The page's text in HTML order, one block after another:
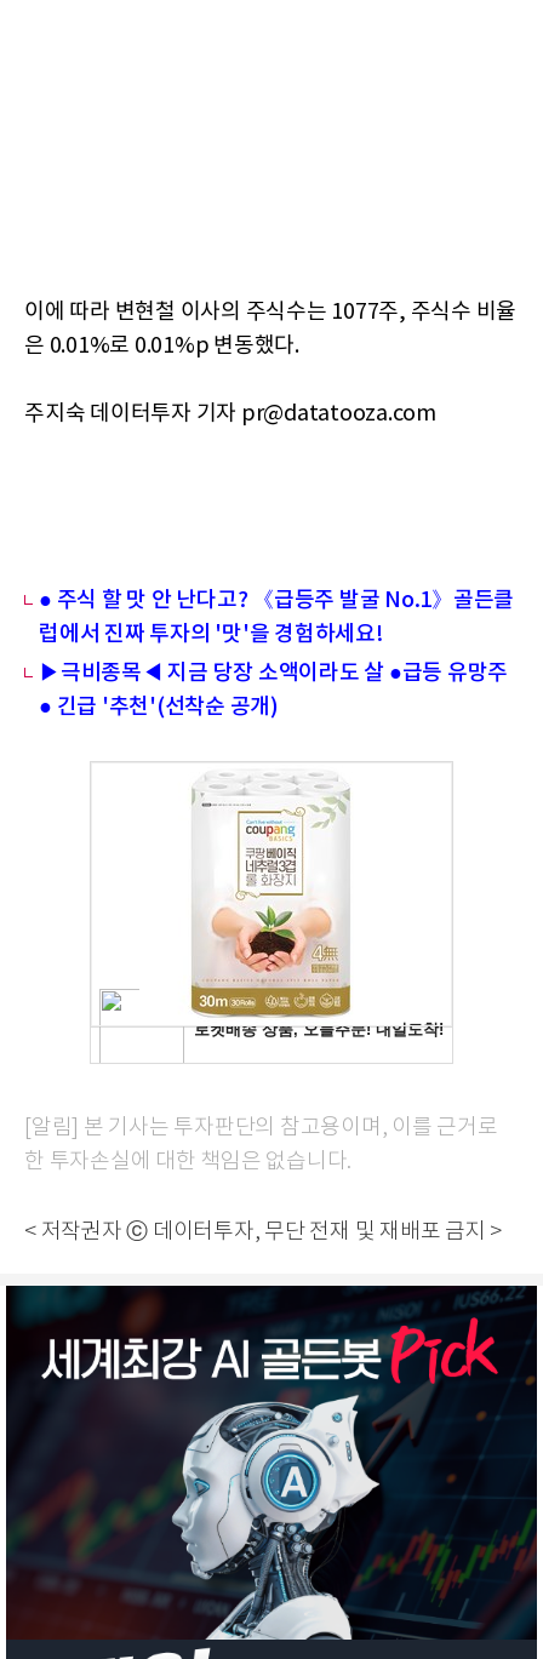
이에 따라 변현철 이사의 주식수는 1077주, 주식수 비율
은 0.01%로 0.01%p 변동했다.
주지숙 데이터투자 기자 pr@datatooza.com
● 주식 할 맛 안 난다고? 《급등주 발굴 No.1》골든클
럽에서 진짜 투자의 '맛'을 경험하세요!
▶극비종목◀ 지금 당장 소액이라도 살 ●급등 유망주
● 긴급 '추천'(선착순 공개)
[알림] 본 기사는 투자판단의 참고용이며, 이를 근거로
한 투자손실에 대한 책임은 없습니다.
< 저작권자 ⓒ 데이터투자, 무단 전재 및 재배포 금지 >